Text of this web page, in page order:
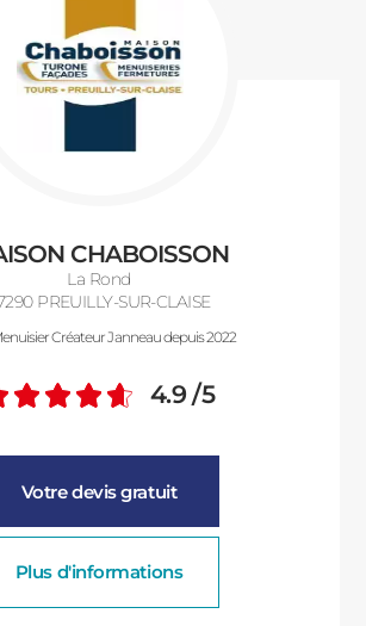
CHABOISSON
La Rond
PREUILLY-SUR-CLAISE
Créateur Janneau depuis 2022
Note moyenne :
4.9 /5
Votre devis gratuit
Plus d'informations